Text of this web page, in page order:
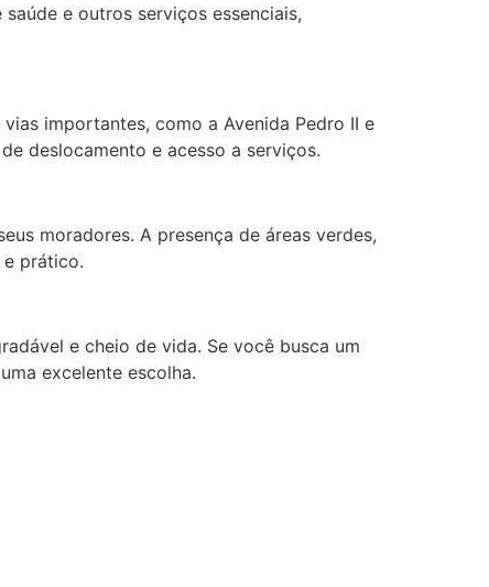
e outros serviços essenciais,
importantes, como a Avenida Pedro II e
deslocamento e acesso a serviços.
moradores. A presença de áreas verdes,
prático.
e cheio de vida. Se você busca um
excelente escolha.